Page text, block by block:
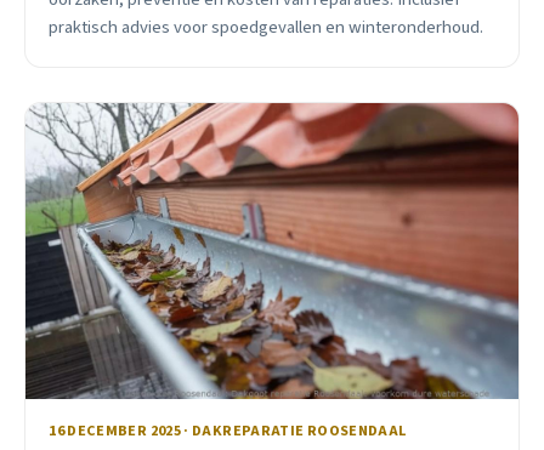
praktisch advies voor spoedgevallen en winteronderhoud.
16 DECEMBER 2025 · DAKREPARATIE ROOSENDAAL